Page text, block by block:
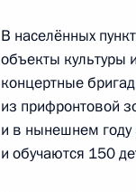
Рабочая
и Запорожскую
19 апреля 2024 года,
В населённых
объекты культуры
концертные
из прифронтовой
и в нынешнем году
и обучаются 150